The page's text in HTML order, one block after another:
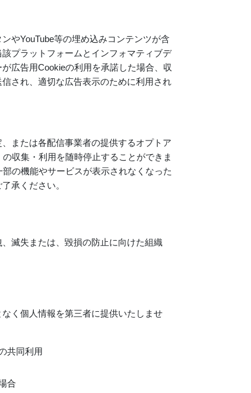
やYouTube等の埋め込みコンテンツが含
プラットフォームとインフォマティブデ
広告用Cookieの利用を承諾した場合、収
され、適切な広告表示のために利用され
または各配信事業者の提供するオプトア
収集・利用を随時停止することができま
の機能やサービスが表示されなくなった
承ください。
滅失または、毀損の防止に向けた組織
く個人情報を第三者に提供いたしませ
共同利用
合